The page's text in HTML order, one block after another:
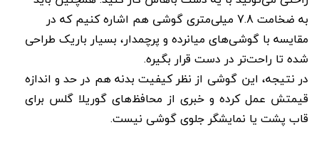
به ضخامت 7.8 میلی‌متری گوشی هم اشاره کنیم که در
مقایسه با گوشی‌های میانرده و پرچمدار، بسیار باریک طراحی
شده تا راحت‌تر در دست قرار بگیره.
در نتیجه، این گوشی از نظر کیفیت بدنه هم در حد و اندازه
قیمتش عمل کرده و خبری از محافظ‌های گوریلا گلس برای
قاب پشت یا نمایشگر جلوی گوشی نیست.